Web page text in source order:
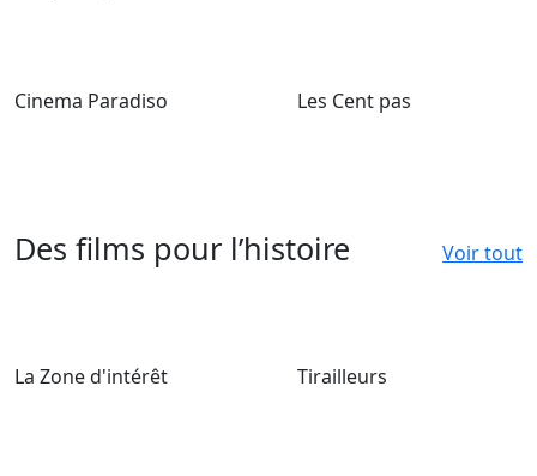
Cinema Paradiso Les Cent pas
Des films pour l’histoire Voir tout
La Zone d'intérêt Tirailleurs